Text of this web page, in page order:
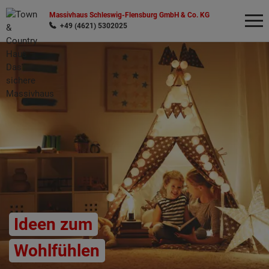
Massivhaus Schleswig-Flensburg GmbH & Co. KG
+49 (4621) 5302025
Ideen zum
Wohlfühlen
Wonach möchten Sie suchen?